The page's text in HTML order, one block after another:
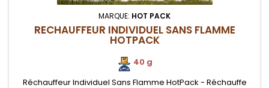
MARQUE: HOT PACK
RECHAUFFEUR INDIVIDUEL SANS FLAMME
HOTPACK
40 g
Réchauffeur Individuel Sans Flamme HotPack - Réchauffe